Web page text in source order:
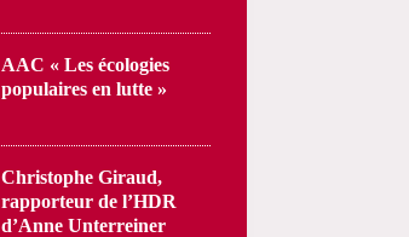
AAC « Les écologies
populaires en lutte »
Christophe Giraud,
rapporteur de l’HDR
d’Anne Unterreiner